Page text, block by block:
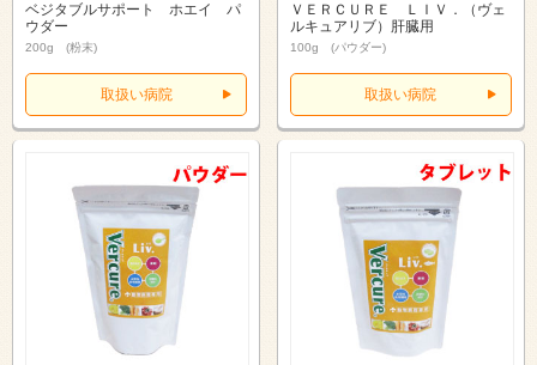
ベジタブルサポート ホエイ パ
ウダー
200g (粉末)
取扱い病院
ＶＥＲＣＵＲＥ ＬＩＶ．（ヴェ
ルキュアリブ）肝臓用
100g (パウダー)
取扱い病院